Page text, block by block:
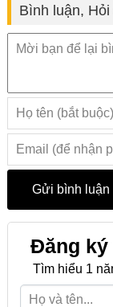
Bình luận, Hỏi
Đăng ký
Tìm hiểu 1